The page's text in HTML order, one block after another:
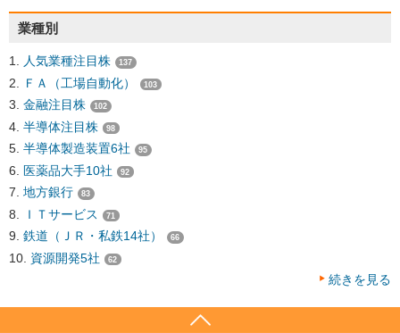
業種別
人気業種注目株 137
ＦＡ（工場自動化） 103
金融注目株 102
半導体注目株 98
半導体製造装置6社 95
医薬品大手10社 92
地方銀行 83
ＩＴサービス 71
鉄道（ＪＲ・私鉄14社） 66
資源開発5社 62
続きを見る